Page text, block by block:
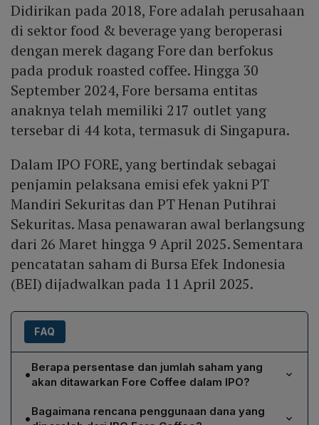
Didirikan pada 2018, Fore adalah perusahaan
di sektor food & beverage yang beroperasi
dengan merek dagang Fore dan berfokus
pada produk roasted coffee. Hingga 30
September 2024, Fore bersama entitas
anaknya telah memiliki 217 outlet yang
tersebar di 44 kota, termasuk di Singapura.
Dalam IPO FORE, yang bertindak sebagai
penjamin pelaksana emisi efek yakni PT
Mandiri Sekuritas dan PT Henan Putihrai
Sekuritas. Masa penawaran awal berlangsung
dari 26 Maret hingga 9 April 2025. Sementara
pencatatan saham di Bursa Efek Indonesia
(BEI) dijadwalkan pada 11 April 2025.
FAQ
•Berapa persentase dan jumlah saham yang
akan ditawarkan Fore Coffee dalam IPO?
Fore Coffee akan menawarkan 1,88 miliar saham, setara
21,08 % dari modal ditempatkan dan disetor penuh
•Bagaimana rencana penggunaan dana yang